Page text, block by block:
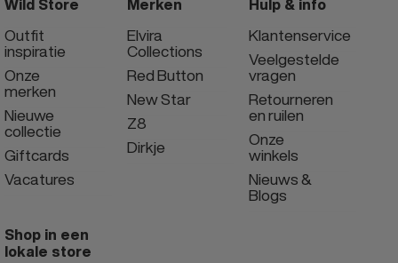
Outfit
inspiratie
Onze
merken
Nieuwe
collectie
Giftcards
Vacatures
Elvira
Collections
Red Button
New Star
Z8
Dirkje
Klantenservice
Veelgestelde
vragen
Retourneren
en ruilen
Onze
winkels
Nieuws &
Blogs
Shop in een
lokale store